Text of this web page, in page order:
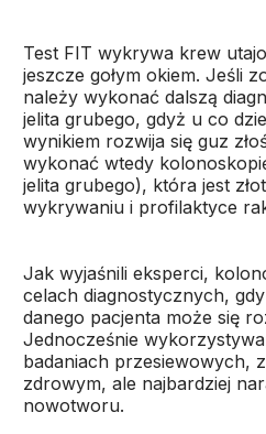
Test FIT wykrywa krew
jeszcze gołym okiem. Jeśli
należy wykonać dalszą
jelita grubego, gdyż u co
wynikiem rozwija się guz
wykonać wtedy
jelita grubego), która jest
wykrywaniu i profilaktyce
Jak wyjaśnili eksperci,
celach diagnostycznych,
danego pacjenta może się
Jednocześnie
badaniach przesiewowych,
zdrowym, ale najbardziej
nowotworu.